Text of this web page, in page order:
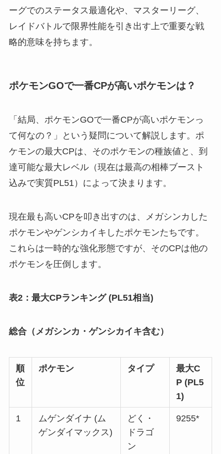
ーグでのステータス最適化や、マスターリーグ、
レイドバトルで限界性能を引き出す上で重要な戦
略的意味を持ちます。
ポケモンGOで一番CPが高いポケモンは？
「結局、ポケモンGOで一番CPが高いポケモンっ
て何なの？」という疑問について解説します。ポ
ケモンの最大CPは、そのポケモンの種族値と、到
達可能な最大レベル（現在は最高の相棒ブースト
込みで実質PL51）によって決まります。
現在最も高いCPを叩き出すのは、メガシンカした
ポケモンやゲンシカイキしたポケモンたちです。
これらは一時的な強化形態ですが、そのCPは他の
ポケモンを圧倒します。
表2：最大CPランキング (PL51相当)
総合（メガシンカ・ゲンシカイキ含む）
順
位
ポケモン タイプ
最大C
P (PL5
1)
1
ムゲンダイナ (ム
ゲンダイマックス)
どく・
ドラゴ
ン
9255*